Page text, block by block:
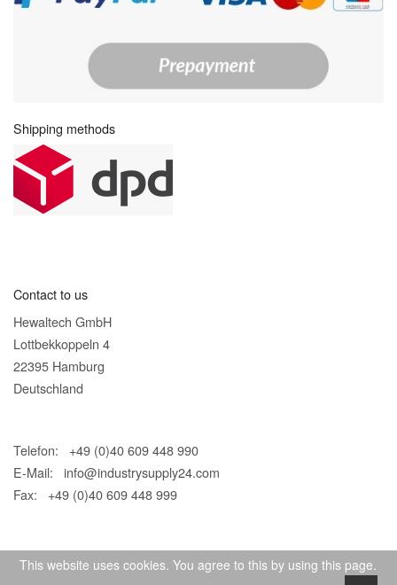
Shipping methods
Contact to us
Hewaltech GmbH
Lottbekkoppeln 4
22395 Hamburg
Deutschland
Telefon: +49 (0)40 609 448 990
E-Mail: info@industrysupply24.com
Fax: +49 (0)40 609 448 999
This website uses cookies. You agree to this by using this page.